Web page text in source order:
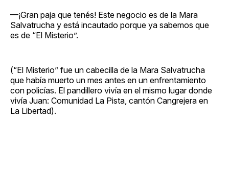
—¡Gran paja que tenés! Este negocio es de la Mara
Salvatrucha y está incautado porque ya sabemos que
es de “El Misterio”.
(“El Misterio” fue un cabecilla de la Mara Salvatrucha
que había muerto un mes antes en un enfrentamiento
con policías. El pandillero vivía en el mismo lugar donde
vivía Juan: Comunidad La Pista, cantón Cangrejera en
La Libertad).